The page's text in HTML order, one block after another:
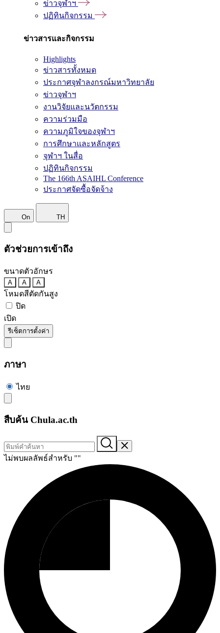
ข่าวจุฬาฯ
ปฏิทินกิจกรรม
ข่าวสารและกิจกรรม
Highlights
ข่าวสารทั้งหมด
ประกาศจุฬาลงกรณ์มหาวิทยาลัย
ข่าวจุฬาฯ
งานวิจัยและนวัตกรรม
ความร่วมมือ
ความภูมิใจของจุฬาฯ
การศึกษาและหลักสูตร
จุฬาฯ ในสื่อ
ปฏิทินกิจกรรม
The 166th ASAIHL Conference
ประกาศจัดซื้อจัดจ้าง
On TH
ตัวช่วยการเข้าถึง
ขนาดตัวอักษร
A A A
โหมดสีตัดกันสูง
ปิด
เปิด
รีเซ็ตการตั้งค่า
ภาษา
ไทย
สืบค้น Chula.ac.th
ไม่พบผลลัพธ์สำหรับ ""